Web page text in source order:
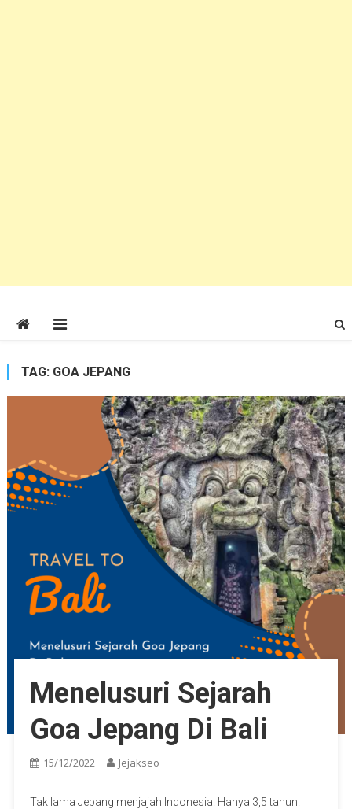
TAG: GOA JEPANG
Menelusuri Sejarah
Goa Jepang Di Bali
15/12/2022 Jejakseo
Tak lama Jepang menjajah Indonesia. Hanya 3,5 tahun.